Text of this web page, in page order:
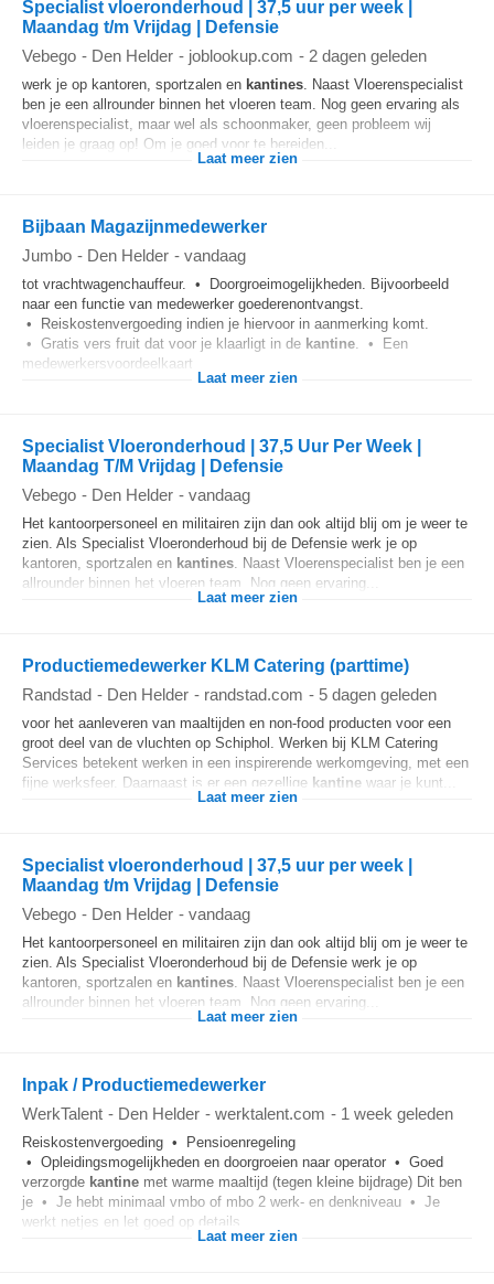
Specialist vloeronderhoud | 37,5 uur per week |
Maandag t/m Vrijdag | Defensie
Vebego - Den Helder - joblookup.com - 2 dagen geleden
werk je op kantoren, sportzalen en kantines. Naast Vloerenspecialist
ben je een allrounder binnen het vloeren team. Nog geen ervaring als
vloerenspecialist, maar wel als schoonmaker, geen probleem wij
leiden je graag op! Om je goed voor te bereiden...
Laat meer zien
Bijbaan Magazijnmedewerker
Jumbo - Den Helder - vandaag
tot vrachtwagenchauffeur. • Doorgroeimogelijkheden. Bijvoorbeeld
naar een functie van medewerker goederenontvangst.
• Reiskostenvergoeding indien je hiervoor in aanmerking komt.
• Gratis vers fruit dat voor je klaarligt in de kantine. • Een
medewerkersvoordeelkaart...
Laat meer zien
Specialist Vloeronderhoud | 37,5 Uur Per Week |
Maandag T/M Vrijdag | Defensie
Vebego - Den Helder - vandaag
Het kantoorpersoneel en militairen zijn dan ook altijd blij om je weer te
zien. Als Specialist Vloeronderhoud bij de Defensie werk je op
kantoren, sportzalen en kantines. Naast Vloerenspecialist ben je een
allrounder binnen het vloeren team. Nog geen ervaring...
Laat meer zien
Productiemedewerker KLM Catering (parttime)
Randstad - Den Helder - randstad.com - 5 dagen geleden
voor het aanleveren van maaltijden en non-food producten voor een
groot deel van de vluchten op Schiphol. Werken bij KLM Catering
Services betekent werken in een inspirerende werkomgeving, met een
fijne werksfeer. Daarnaast is er een gezellige kantine waar je kunt...
Laat meer zien
Specialist vloeronderhoud | 37,5 uur per week |
Maandag t/m Vrijdag | Defensie
Vebego - Den Helder - vandaag
Het kantoorpersoneel en militairen zijn dan ook altijd blij om je weer te
zien. Als Specialist Vloeronderhoud bij de Defensie werk je op
kantoren, sportzalen en kantines. Naast Vloerenspecialist ben je een
allrounder binnen het vloeren team. Nog geen ervaring...
Laat meer zien
Inpak / Productiemedewerker
WerkTalent - Den Helder - werktalent.com - 1 week geleden
Reiskostenvergoeding • Pensioenregeling
• Opleidingsmogelijkheden en doorgroeien naar operator • Goed
verzorgde kantine met warme maaltijd (tegen kleine bijdrage) Dit ben
je • Je hebt minimaal vmbo of mbo 2 werk- en denkniveau • Je
werkt netjes en let goed op details...
Laat meer zien